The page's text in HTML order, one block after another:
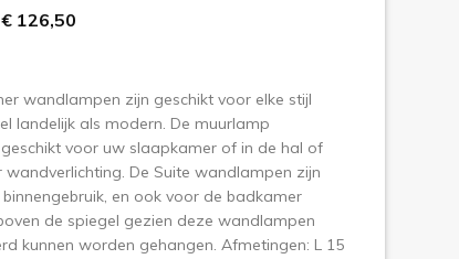
€ 126,50
wandlampen zijn geschikt voor elke stijl
landelijk als modern. De muurlamp
voor uw slaapkamer of in de hal of
wandverlichting. De Suite wandlampen zijn
en ook voor de badkamer
de spiegel gezien deze wandlampen
kunnen worden gehangen. Afmetingen: L 15